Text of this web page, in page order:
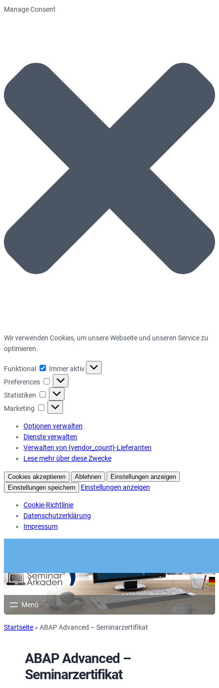
Manage Consent
Wir verwenden Cookies, um unsere Webseite und unseren Service zu
optimieren.
Funktional Funktional
Immer aktiv
Preferences
Preferences
Statistiken Statistiken
Marketing Marketing
Optionen verwalten
Dienste verwalten
Verwalten von {vendor_count}-Lieferanten
Lese mehr über diese Zwecke
Cookies akzeptieren Ablehnen
Einstellungen anzeigen
Einstellungen speichern
Einstellungen anzeigen
Cookie-Richtlinie
Datenschutzerklärung
Impressum
Startseite » ABAP Advanced – Seminarzertifikat
ABAP Advanced –
Seminarzertifikat